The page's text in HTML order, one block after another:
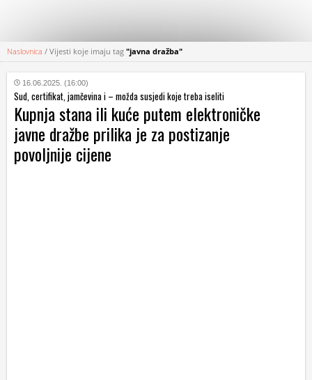
KATEGORIJE
HRVATSKI
WEB
Naslovnica / Vijesti koje imaju tag "javna dražba"
16.06.2025. (16:00)
Sud, certifikat, jamčevina i – možda susjedi koje treba iseliti
Kupnja stana ili kuće putem elektroničke
javne dražbe prilika je za postizanje
povoljnije cijene